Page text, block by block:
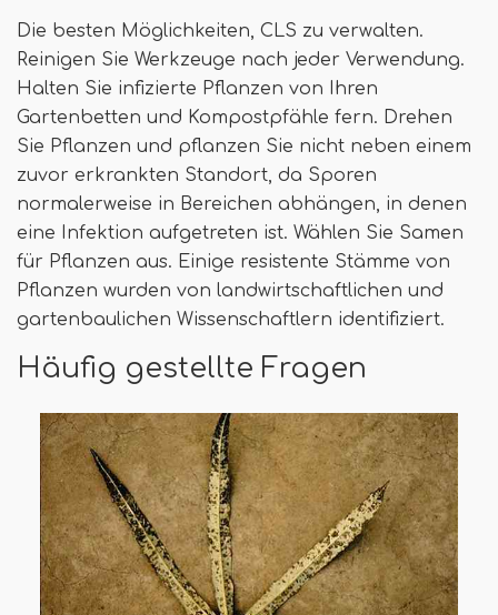
Die besten Möglichkeiten, CLS zu verwalten.
Reinigen Sie Werkzeuge nach jeder Verwendung.
Halten Sie infizierte Pflanzen von Ihren
Gartenbetten und Kompostpfähle fern. Drehen
Sie Pflanzen und pflanzen Sie nicht neben einem
zuvor erkrankten Standort, da Sporen
normalerweise in Bereichen abhängen, in denen
eine Infektion aufgetreten ist. Wählen Sie Samen
für Pflanzen aus. Einige resistente Stämme von
Pflanzen wurden von landwirtschaftlichen und
gartenbaulichen Wissenschaftlern identifiziert.
Häufig gestellte Fragen